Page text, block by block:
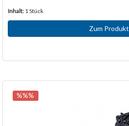
Inhalt: 1 Stück
Zum Produkt
%%%